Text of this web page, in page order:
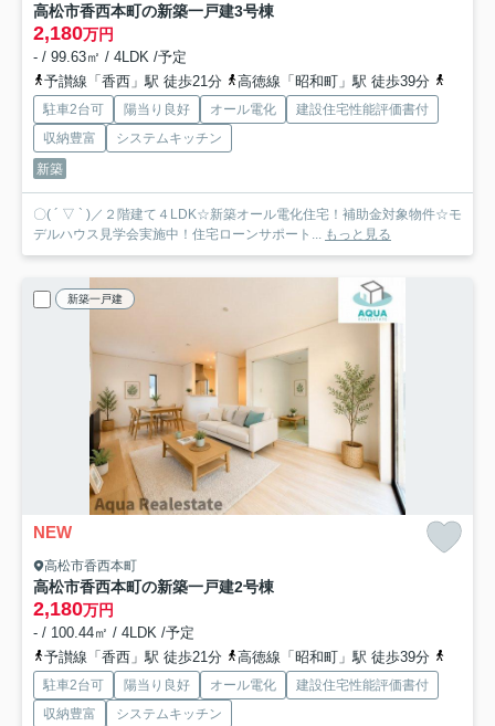
高松市香西本町の新築一戸建3号棟
2,180万円
- / 99.63㎡ / 4LDK /予定
予讃線「香西」駅 徒歩21分
高徳線「昭和町」駅 徒歩39分
駐車2台可 陽当り良好 オール電化
建設住宅性能評価書付
収納豊富
システムキッチン
新築
〇( ´ ▽ ` )／２階建て４LDK☆新築オール電化住宅！補助金対象物件☆モ
デルハウス見学会実施中！住宅ローンサポート...
もっと見る
新築一戸建
NEW
高松市香西本町
高松市香西本町の新築一戸建2号棟
2,180万円
- / 100.44㎡ / 4LDK /予定
予讃線「香西」駅 徒歩21分
高徳線「昭和町」駅 徒歩39分
駐車2台可 陽当り良好 オール電化
建設住宅性能評価書付
収納豊富
システムキッチン